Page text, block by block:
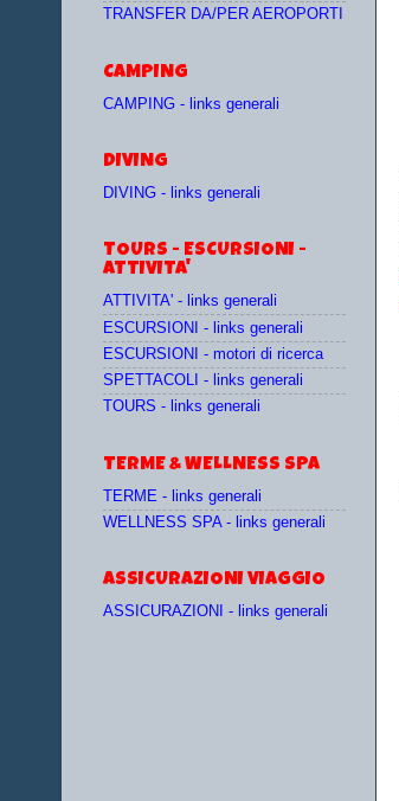
TRANSFER DA/PER AEROPORTI
CAMPING
CAMPING - links generali
DIVING
DIVING - links generali
TOURS - ESCURSIONI -
ATTIVITA'
ATTIVITA' - links generali
ESCURSIONI - links generali
ESCURSIONI - motori di ricerca
SPETTACOLI - links generali
TOURS - links generali
TERME & WELLNESS SPA
TERME - links generali
WELLNESS SPA - links generali
ASSICURAZIONI VIAGGIO
ASSICURAZIONI - links generali